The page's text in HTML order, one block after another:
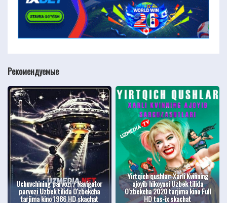
Рекомендуемые
Uchuvchining parvozi / Navigator
parvozi Uzbek tilida O'zbekcha
tarjima kino 1986 HD skachat
Yirtqich qushlar: Xarli Kvinning
ajoyib hikoyasi Uzbek tilida
O'zbekcha 2020 tarjima kino Full
HD tas-ix skachat